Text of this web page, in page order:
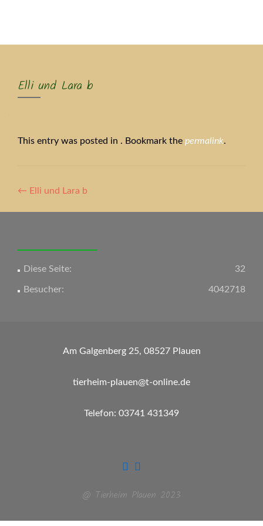
Elli und Lara b
This entry was posted in . Bookmark the permalink.
Artikel-
Navigation
← Elli und Lara b
32
Diese Seite:
4042718
Besucher:
Am Galgenberg 25, 08527 Plauen
tierheim-plauen@t-online.de
Telefon: 03741 431349
@ Tierheim Plauen 2023